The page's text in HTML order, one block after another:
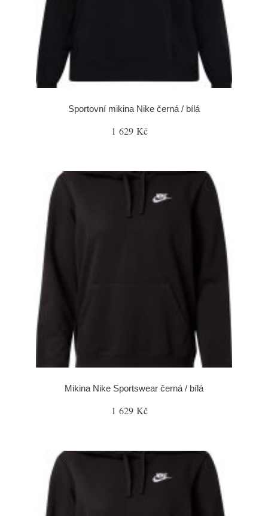
Sportovní mikina Nike černá / bílá
1 629 Kč
Mikina Nike Sportswear černá / bílá
1 629 Kč